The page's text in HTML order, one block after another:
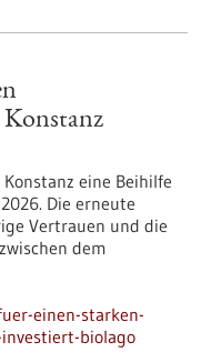
eine Beihilfe
Die erneute
Vertrauen und die
dem
einen-starken-
biolago